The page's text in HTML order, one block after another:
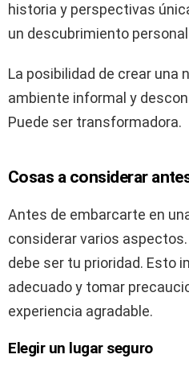
historia y perspectivas
un descubrimiento
La posibilidad de crear una
ambiente informal y
Puede ser transformadora.
Cosas a considerar
Antes de embarcarte en
considerar varios aspectos.
debe ser tu prioridad. Esto
adecuado y tomar
experiencia agradable.
Elegir un lugar seguro